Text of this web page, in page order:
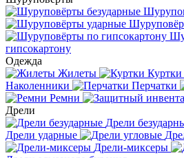
гипсокартону
Одежда
Жилеты
Куртки
Наколенники
Перчатки
Ремни
Дрели
Дрели
Дрели ударные
Дрели-миксеры